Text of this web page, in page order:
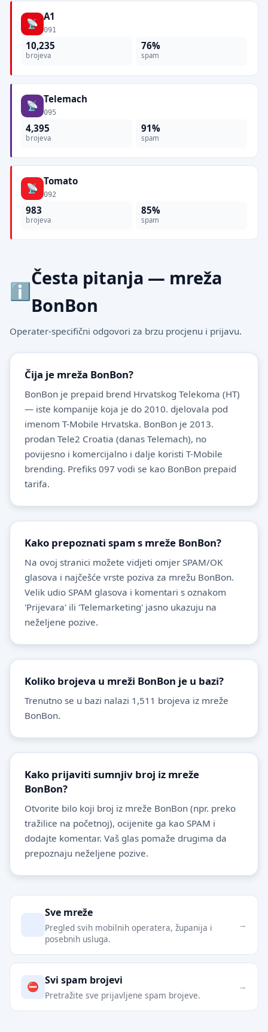
A1
091
10,235
brojeva
76%
spam
Telemach
095
4,395
brojeva
91%
spam
Tomato
092
983
brojeva
85%
spam
Česta pitanja — mreža
BonBon
Operater-specifični odgovori za brzu procjenu i prijavu.
Čija je mreža BonBon?
BonBon je prepaid brend Hrvatskog Telekoma (HT)
— iste kompanije koja je do 2010. djelovala pod
imenom T-Mobile Hrvatska. BonBon je 2013.
prodan Tele2 Croatia (danas Telemach), no
povijesno i komercijalno i dalje koristi T-Mobile
brending. Prefiks 097 vodi se kao BonBon prepaid
tarifa.
Kako prepoznati spam s mreže BonBon?
Na ovoj stranici možete vidjeti omjer SPAM/OK
glasova i najčešće vrste poziva za mrežu BonBon.
Velik udio SPAM glasova i komentari s oznakom
'Prijevara' ili 'Telemarketing' jasno ukazuju na
neželjene pozive.
Koliko brojeva u mreži BonBon je u bazi?
Trenutno se u bazi nalazi 1,511 brojeva iz mreže
BonBon.
Kako prijaviti sumnjiv broj iz mreže
BonBon?
Otvorite bilo koji broj iz mreže BonBon (npr. preko
tražilice na početnoj), ocijenite ga kao SPAM i
dodajte komentar. Vaš glas pomaže drugima da
prepoznaju neželjene pozive.
Povezane stranice
Sve mreže
Pregled svih mobilnih operatera, županija i
posebnih usluga.
Svi spam brojevi
Pretražite sve prijavljene spam brojeve.